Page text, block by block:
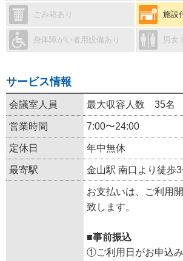
ごみ箱あり 施設
身体障がい者用設備あり 男女
サービス情報
会議室人員 最大収容人数 35名
営業時間 7:00〜24:00
定休日 年中無休
最寄駅 金山駅 南口より徒歩3
お支払いは、ご利用
致します。
■事前振込
①ご利用日がお申込